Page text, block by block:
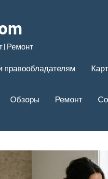
| Ремонт
правообладателям
Обзоры Ремонт